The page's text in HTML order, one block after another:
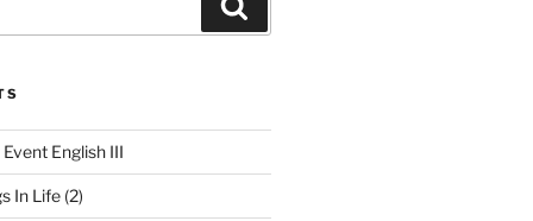
English III
In Life (2)